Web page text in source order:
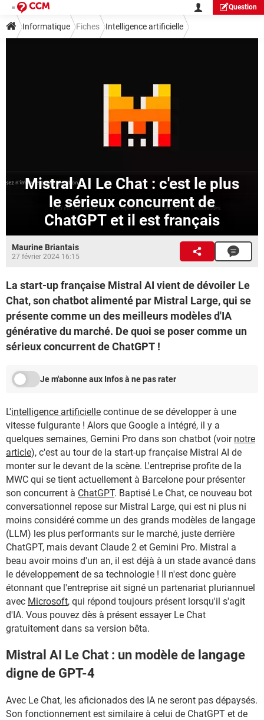
Question
Informatique Fiches Intelligence artificielle
Mistral AI Le Chat : c'est le plus
le sérieux concurrent de
ChatGPT et il est français
Maurine Briantais
27 février 2024 16:15
La start-up française Mistral AI vient de dévoiler Le
Chat, son chatbot alimenté par Mistral Large, qui se
présente comme un des meilleurs modèles d'IA
générative du marché. De quoi se poser comme un
sérieux concurrent de ChatGPT !
Je m'abonne aux Infos à ne pas rater
L'intelligence artificielle continue de se développer à une
vitesse fulgurante ! Alors que Google a intégré, il y a
quelques semaines, Gemini Pro dans son chatbot (voir notre
article), c'est au tour de la start-up française Mistral AI de
monter sur le devant de la scène. L'entreprise profite de la
MWC qui se tient actuellement à Barcelone pour présenter
son concurrent à ChatGPT. Baptisé Le Chat, ce nouveau bot
conversationnel repose sur Mistral Large, qui est ni plus ni
moins considéré comme un des grands modèles de langage
(LLM) les plus performants sur le marché, juste derrière
ChatGPT, mais devant Claude 2 et Gemini Pro. Mistral a
beau avoir moins d'un an, il est déjà à un stade avancé dans
le développement de sa technologie ! Il n'est donc guère
étonnant que l'entreprise ait signé un partenariat pluriannuel
avec Microsoft, qui répond toujours présent lorsqu'il s'agit
d'IA. Vous pouvez dès à présent essayer Le Chat
gratuitement dans sa version bêta.
Mistral AI Le Chat : un modèle de langage
digne de GPT-4
Avec Le Chat, les aficionados des IA ne seront pas dépaysés.
Son fonctionnement est similaire à celui de ChatGPT et de